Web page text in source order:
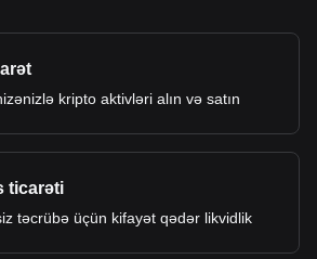
kripto aktivləri alın və satın
ticarəti
təcrübə üçün kifayət qədər likvidlik